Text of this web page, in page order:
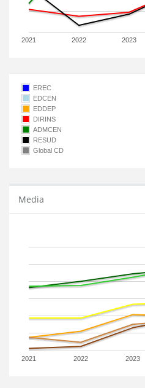
2021 2022 2023
EREC
EDCEN
EDDEP
DIRINS
ADMCEN
RESUD
Global CD
Media
2021 2022 2023